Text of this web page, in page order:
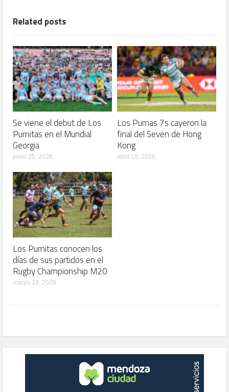
Related posts
Se viene el debut de Los
Pumitas en el Mundial
Georgia
junio 25, 2026
Los Pumas 7s cayeron la
final del Seven de Hong
Kong
abril 19, 2026
Los Pumitas conocen los
días de sus partidos en el
Rugby Championship M20
marzo 19, 2026